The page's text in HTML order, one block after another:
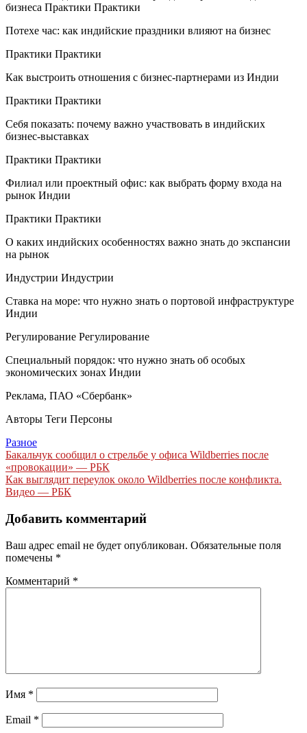
бизнеса Практики Практики
Потехе час: как индийские праздники влияют на бизнес
Практики Практики
Как выстроить отношения с бизнес-партнерами из Индии
Практики Практики
Себя показать: почему важно участвовать в индийских
бизнес-выставках
Практики Практики
Филиал или проектный офис: как выбрать форму входа на
рынок Индии
Практики Практики
О каких индийских особенностях важно знать до экспансии
на рынок
Индустрии Индустрии
Ставка на море: что нужно знать о портовой инфраструктуре
Индии
Регулирование Регулирование
Специальный порядок: что нужно знать об особых
экономических зонах Индии
Реклама, ПАО «Сбербанк»
Авторы Теги Персоны
Разное
Навигация
по
записям
Бакальчук сообщил о стрельбе у офиса Wildberries после
«провокации» — РБК
Как выглядит переулок около Wildberries после конфликта.
Видео — РБК
Добавить комментарий
Ваш адрес email не будет опубликован. Обязательные поля
помечены *
Комментарий *
Имя *
Email *